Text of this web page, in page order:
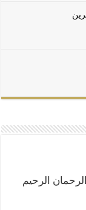
الرحيم